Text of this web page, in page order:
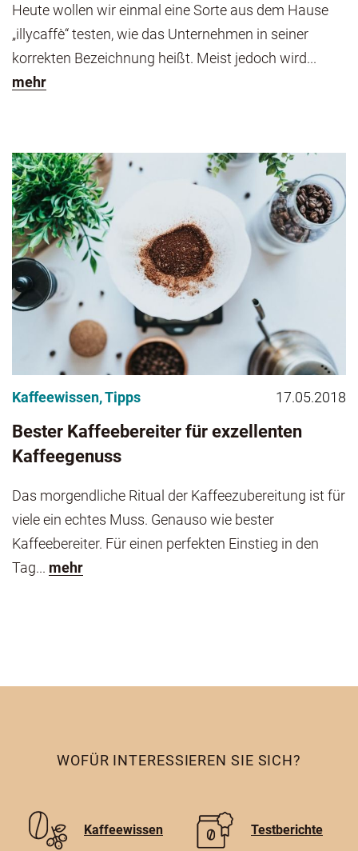
Heute wollen wir einmal eine Sorte aus dem Hause
„illycaffè“ testen, wie das Unternehmen in seiner
korrekten Bezeichnung heißt. Meist jedoch wird...
mehr
Kaffeewissen,Tipps 17.05.2018
Bester Kaffeebereiter für exzellenten
Kaffeegenuss
Das morgendliche Ritual der Kaffeezubereitung ist für
viele ein echtes Muss. Genauso wie bester
Kaffeebereiter. Für einen perfekten Einstieg in den
Tag... mehr
WOFÜR INTERESSIEREN SIE SICH?
Kaffeewissen Testberichte